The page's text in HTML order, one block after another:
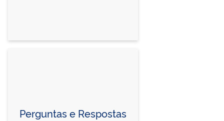
Perguntas e Respostas